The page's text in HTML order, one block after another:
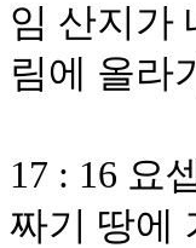
임 산지가
림에 올라
17 : 16 요
짜기 땅에